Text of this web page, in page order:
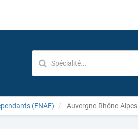
(FNAE) Auvergne-Rhône-Alpes